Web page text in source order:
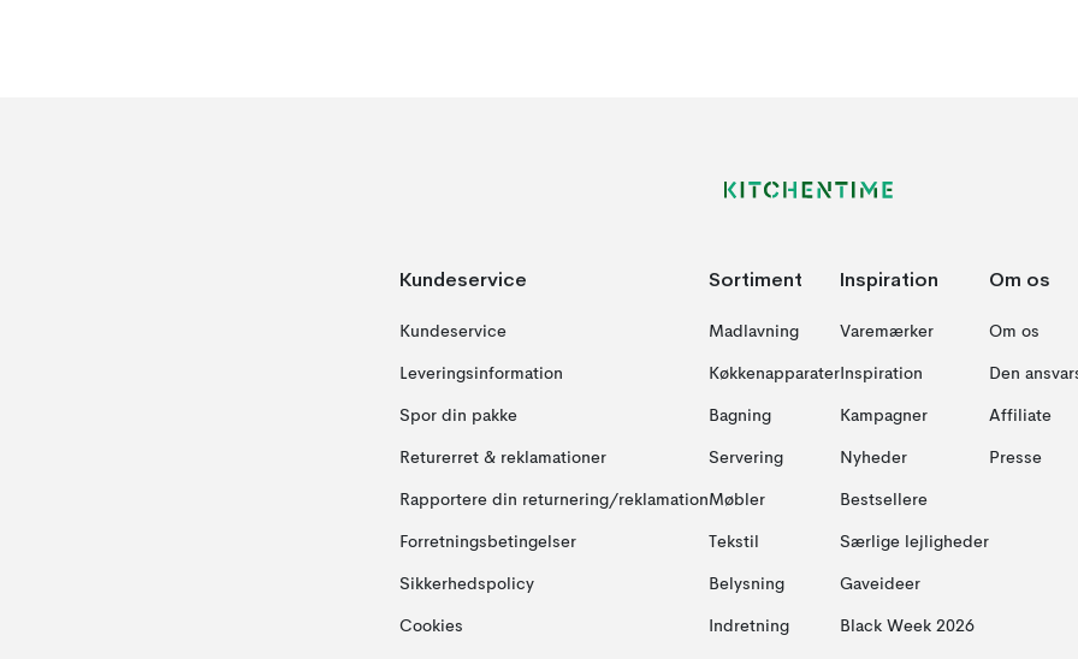
Kundeservice
Kundeservice
Leveringsinformation
Spor din pakke
Returerret & reklamationer
Rapportere din returnering/reklamation
Forretningsbetingelser
Sikkerhedspolicy
Cookies
Sortiment
Madlavning
Køkkenapparater
Bagning
Servering
Møbler
Tekstil
Belysning
Indretning
Inspiration
Varemærker
Inspiration
Kampagner
Nyheder
Bestsellere
Særlige lejligheder
Gaveideer
Black Week 2026
Om os
Om os
Den
Affiliate
Presse